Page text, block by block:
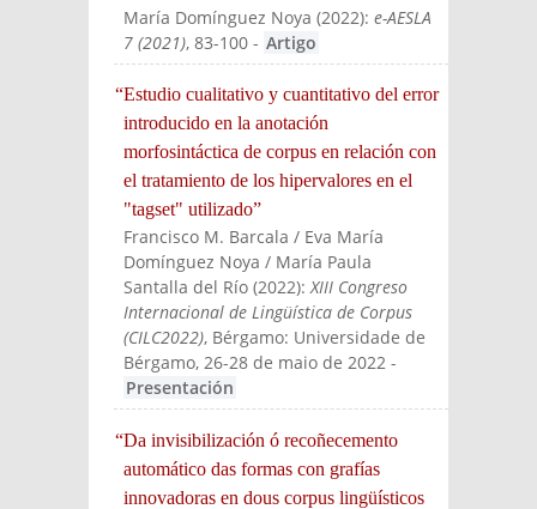
María Domínguez Noya (2022):e-AESLA
7 (2021), 83-100 - Artigo
“Estudio cualitativo y cuantitativo del error
introducido en la anotación
morfosintáctica de corpus en relación con
el tratamiento de los hipervalores en el
"tagset" utilizado”
Francisco M. Barcala / Eva María
Domínguez Noya / María Paula
Santalla del Río (2022):XIII Congreso
Internacional de Lingüística de Corpus
(CILC2022), Bérgamo: Universidade de
Bérgamo, 26-28 de maio de 2022 -
Presentación
“Da invisibilización ó recoñecemento
automático das formas con grafías
innovadoras en dous corpus lingüísticos